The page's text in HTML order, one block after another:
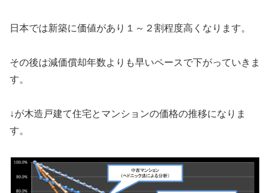
日本では新築に価値があり１～２割程度高くなります。
その後は減価償却年数よりも早いペースで下がっていきま
す。
↓が木造戸建て住宅とマンションの価格の推移になりま
す。